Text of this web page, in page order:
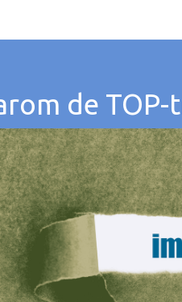
de TOP-